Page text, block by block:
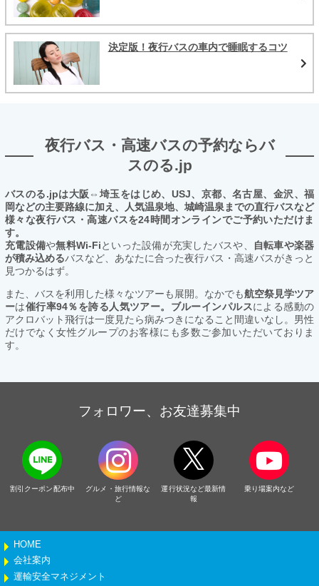
決定版！夜行バスの車内で睡眠するコツ
夜行バス・高速バスの予約ならバ
スのる.jp
バスのる.jpは大阪⇔埼玉をはじめ、USJ、京都、名古屋、金沢、福
岡などの主要路線に加え、人気温泉地、城崎温泉までの直行バスなど
様々な夜行バス・高速バスを24時間オンラインでご予約いただけま
す。
充電設備や無料Wi-Fiといった設備が充実したバスや、
自転車や楽器
が積み込めるバスなど、あなたに合った夜行バス・高速バスがきっと
見つかるはず。
また、バスを利用した様々なツアーも展開。なかでも航空祭見学ツア
ーは催行率94％を誇る人気ツアー。ブルーインパルスによる感動の
アクロバット飛行は一度見たら病みつきになること間違いなし。男性
だけでなく女性グループのお客様にも多数ご参加いただいておりま
す。
フォロワー、お友達募集中
割引クーポン配布中
グルメ・旅行情報な
ど
運行状況など最新情
報
乗り場案内など
HOME
会社案内
運輸安全マネジメント